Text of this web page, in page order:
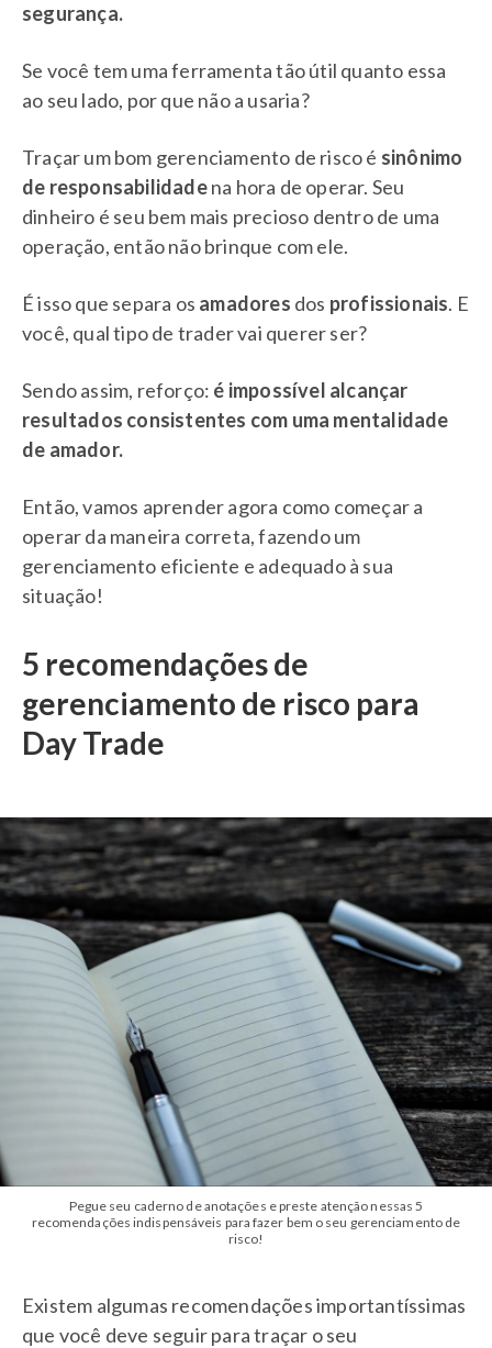
segurança.
Se você tem uma ferramenta tão útil quanto essa
ao seu lado, por que não a usaria?
Traçar um bom gerenciamento de risco é sinônimo
de responsabilidadena hora de operar. Seu
dinheiro é seu bem mais precioso dentro de uma
operação, então não brinque com ele.
É isso que separa os amadores dos profissionais. E
você, qual tipo de trader vai querer ser?
Sendo assim, reforço: é impossível alcançar
resultados consistentes com uma mentalidade
de amador.
Então, vamos aprender agora como começar a
operar da maneira correta, fazendo um
gerenciamento eficiente e adequado à sua
situação!
5 recomendações de
gerenciamento de risco para
Day Trade
Pegue seu caderno de anotações e preste atenção nessas 5
recomendações indispensáveis para fazer bem o seu gerenciamento de
risco!
Existem algumas recomendações importantíssimas
que você deve seguir para traçar o seu